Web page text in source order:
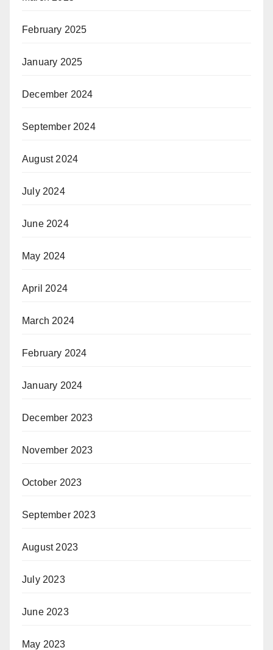
February 2025
January 2025
December 2024
September 2024
August 2024
July 2024
June 2024
May 2024
April 2024
March 2024
February 2024
January 2024
December 2023
November 2023
October 2023
September 2023
August 2023
July 2023
June 2023
May 2023